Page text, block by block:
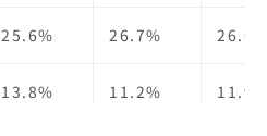
25.6% 26.7%
13.8% 11.2%